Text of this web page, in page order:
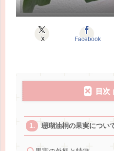
X Facebook
目次
珊瑚油桐の果実につい